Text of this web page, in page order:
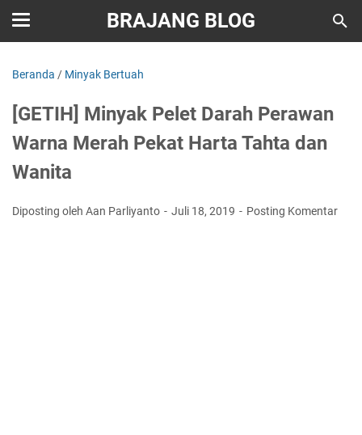
BRAJANG BLOG
Beranda / Minyak Bertuah
[GETIH] Minyak Pelet Darah Perawan
Warna Merah Pekat Harta Tahta dan
Wanita
Diposting oleh Aan Parliyanto Juli 18, 2019 Posting Komentar